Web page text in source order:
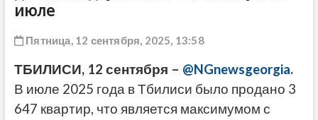
июле
Пятница, 12 сентября, 2025, 13:58
ТБИЛИСИ, 12 сентября – @NGnewsgeorgia.
В июле 2025 года в Тбилиси было продано 3
647 квартир, что является максимумом с